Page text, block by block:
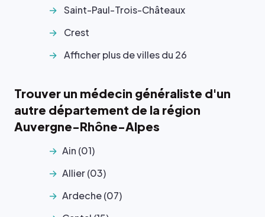
Saint-Paul-Trois-Châteaux
Crest
Afficher plus de villes du 26
Trouver un médecin généraliste d'un
autre département de la région
Auvergne-Rhône-Alpes
Ain (01)
Allier (03)
Ardeche (07)